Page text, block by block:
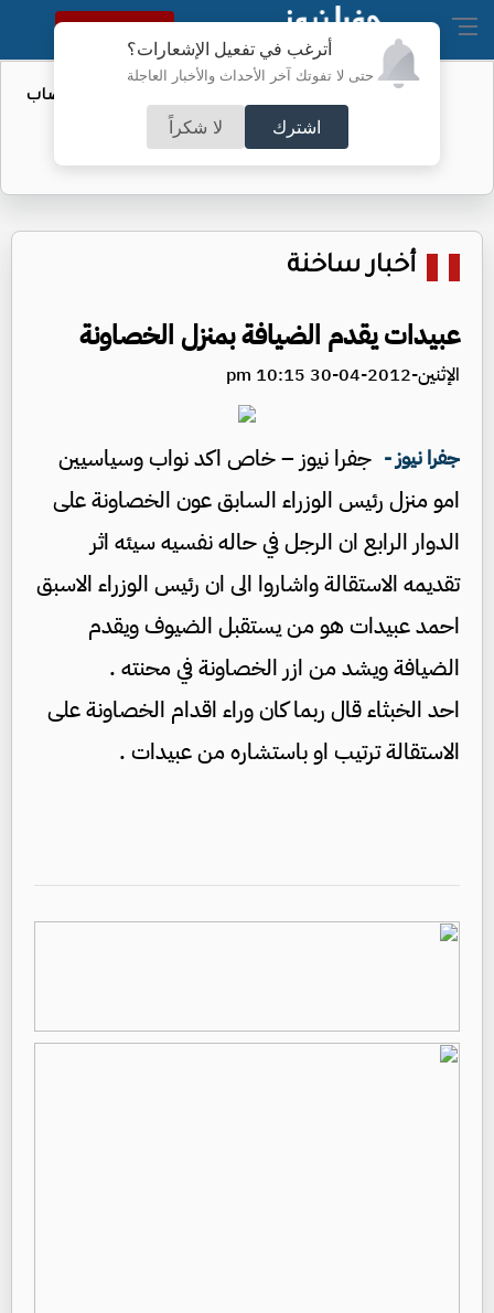
أترغب في تفعيل الإشعارات؟
حتى لا تفوتك آخر الأحداث والأخبار العاجلة
اشترك لا شكراً
النسخة الكاملة
المستقلة: حزب واحد فشل في إكمال نصاب
مؤتمره
أخبار ساخنة
عبيدات يقدم الضيافة بمنزل الخصاونة
الإثنين-2012-04-30 10:15 pm
جفرا نيوز - جفرا نيوز – خاص اكد نواب وسياسيين
امو منزل رئيس الوزراء السابق عون الخصاونة على
الدوار الرابع ان الرجل في حاله نفسيه سيئه اثر
تقديمه الاستقالة واشاروا الى ان رئيس الوزراء الاسبق
احمد عبيدات هو من يستقبل الضيوف ويقدم
الضيافة ويشد من ازر الخصاونة في محنته .
احد الخبثاء قال ربما كان وراء اقدام الخصاونة على
الاستقالة ترتيب او باستشاره من عبيدات .